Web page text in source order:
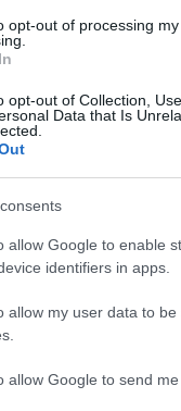
opt-out of processing
opt-out of Collection,
Data that Is
allow Google to enable
identifiers in apps.
allow my user data to
allow Google to send
Ιταλία
ρομαντική ιταλική
Ιταλία